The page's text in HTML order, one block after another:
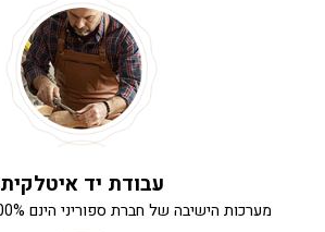
עבודת יד איטלקית
מערכות הישיבה של חברת ספוריני הינם 100% תוצרת איטליה